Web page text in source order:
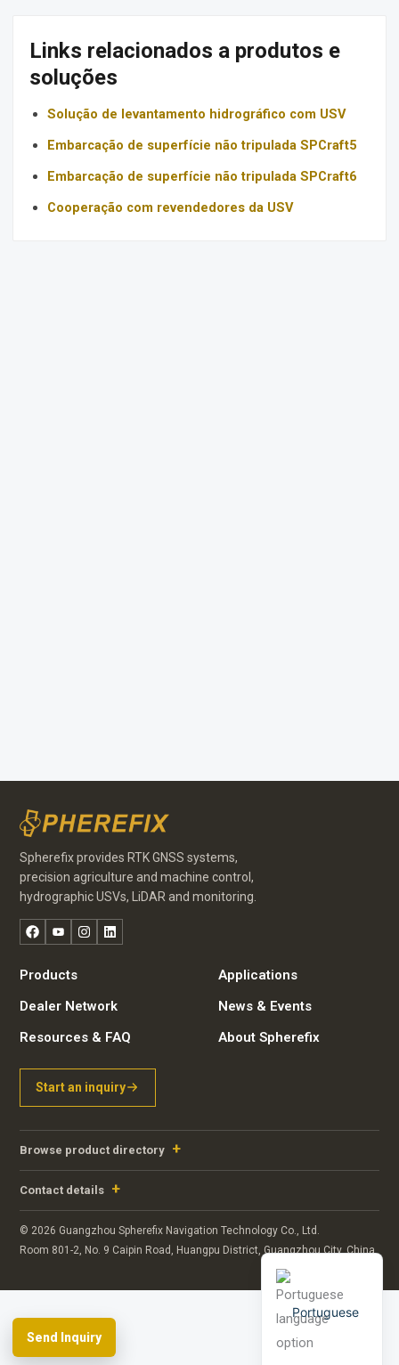
Links relacionados a produtos e
soluções
Solução de levantamento hidrográfico com USV
Embarcação de superfície não tripulada SPCraft5
Embarcação de superfície não tripulada SPCraft6
Cooperação com revendedores da USV
Spherefix provides RTK GNSS systems,
precision agriculture and machine control,
hydrographic USVs, LiDAR and monitoring.
FacebookYouTubeInstagram
LinkedIn
Products
Applications
Dealer Network
News & Events
Resources & FAQ
About Spherefix
Start an inquiry
Browse product directory
Contact details
© 2026 Guangzhou Spherefix Navigation Technology Co., Ltd.
Room 801-2, No. 9 Caipin Road, Huangpu District, Guangzhou City, China
Send Inquiry
Portuguese
English
Arabic